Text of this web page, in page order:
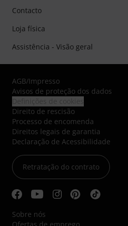
Contacto
Loja física
Assistência - Visão geral
AGB/Impresso
Avisos de proteção dos dados
Direito de rescisão
Processo de encomenda
Direitos legais de garantia
Declaração de Acessibilidade
Retratação do contrato
Sobre nós